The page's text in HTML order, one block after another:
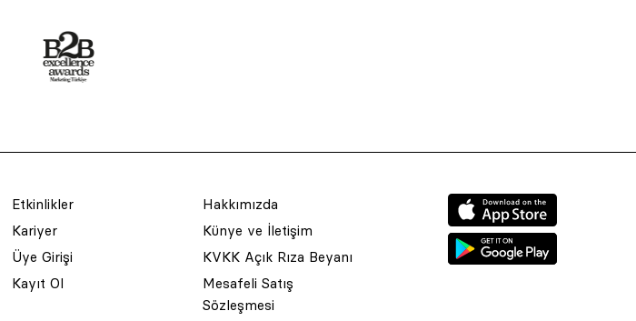
Etkinlikler
Kariyer
Üye Girişi
Kayıt Ol
Hakkımızda
Künye ve İletişim
KVKK Açık Rıza Beyanı
Mesafeli Satış
Sözleşmesi